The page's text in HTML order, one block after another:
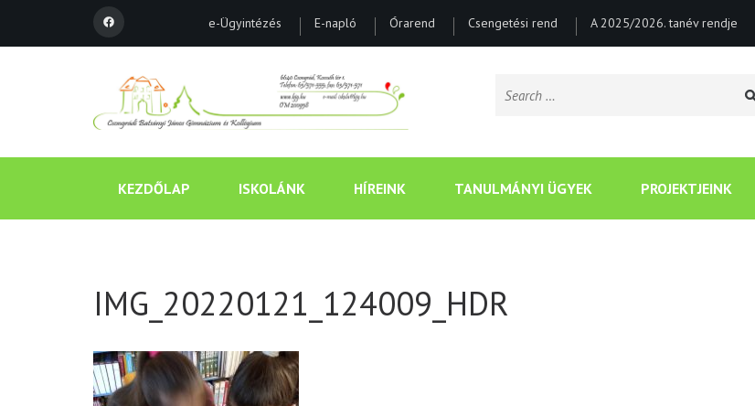
e-Ügyintézés E-napló Órarend Csengetési rend A 2025/2026. tanév rendje
Search
KEZDŐLAP ISKOLÁNK HÍREINK TANULMÁNYI ÜGYEK PROJEKTJEINK
IMG_20220121_124009_HDR